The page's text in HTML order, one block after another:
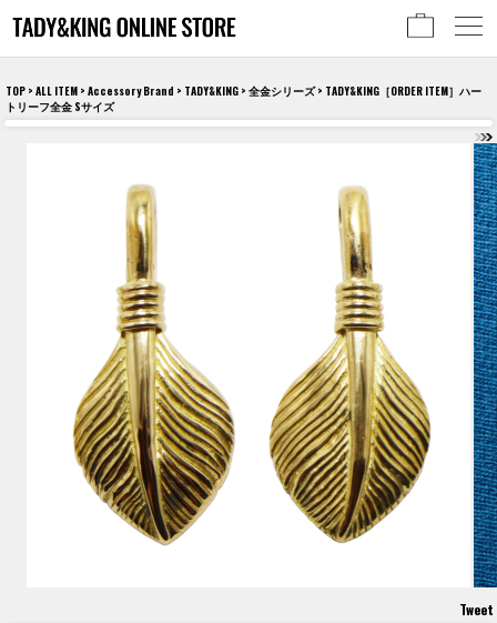
TOP > ALL ITEM > Accessory Brand > TADY&KING > 全金シリーズ> TADY&KING［ORDER ITEM］ハー
トリーフ全金 Sサイズ
Tweet